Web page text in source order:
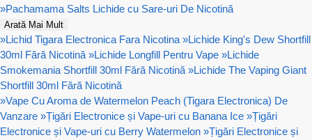
»Pachamama Salts Lichide cu Sare-uri De Nicotină
Arată Mai Mult
»Lichid Tigara Electronica Fara Nicotina »Lichide King's Dew Shortfill
30ml Fără Nicotină »Lichide Longfill Pentru Vape »Lichide
Smokemania Shortfill 30ml Fără Nicotină »Lichide The Vaping Giant
Shortfill 30ml Fără Nicotină
»Vape Cu Aroma de Watermelon Peach (Tigara Electronica) De
Vanzare »Țigări Electronice și Vape-uri cu Banana Ice »Țigări
Electronice și Vape-uri cu Berry Watermelon »Țigări Electronice și